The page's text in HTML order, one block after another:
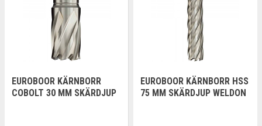
EUROBOOR KÄRNBORR
COBOLT 30 MM SKÄRDJUP
EUROBOOR KÄRNBORR HSS
75 MM SKÄRDJUP WELDON